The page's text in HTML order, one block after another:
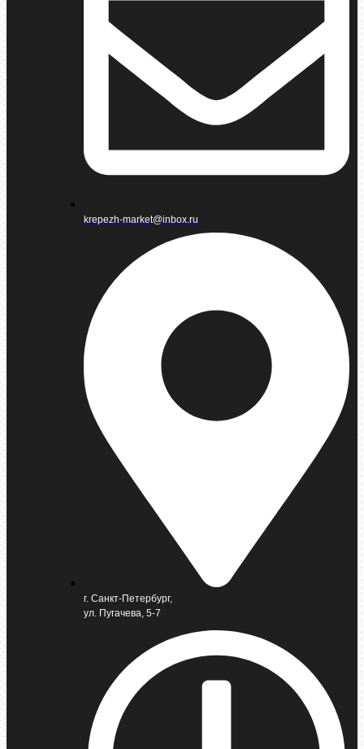
krepezh-market@inbox.ru
г. Санкт-Петербург,
ул. Пугачева, 5-7